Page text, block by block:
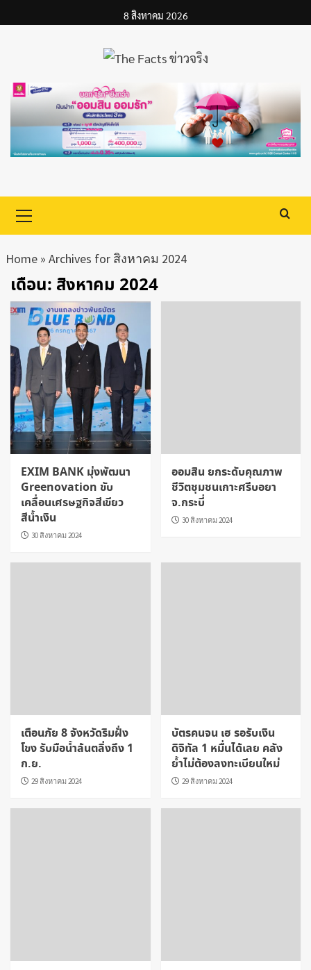
to
8 สิงหาคม 2026
Menu
Home» Archives for สิงหาคม 2024
เดือน: สิงหาคม 2024
EXIM BANK มุ่งพัฒนา
Greenovation ขับ
เคลื่อนเศรษฐกิจสีเขียว
สีน้ำเงิน
30 สิงหาคม 2024
ออมสิน ยกระดับคุณภาพ
ชีวิตชุมชนเกาะศรีบอยา
จ.กระบี่
30 สิงหาคม 2024
เตือนภัย 8 จังหวัดริมฝั่ง
โขง รับมือน้ำล้นตลิ่งถึง 1
ก.ย.
29 สิงหาคม 2024
บัตรคนจน เฮ รอรับเงิน
ดิจิทัล 1 หมื่นได้เลย คลัง
ย้ำไม่ต้องลงทะเบียนใหม่
29 สิงหาคม 2024